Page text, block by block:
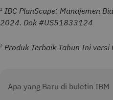
1
IDC PlanScape: Manajemen
2024. Dok #US51833124
2 Produk Terbaik Tahun Ini versi
Apa yang Baru di buletin IBM